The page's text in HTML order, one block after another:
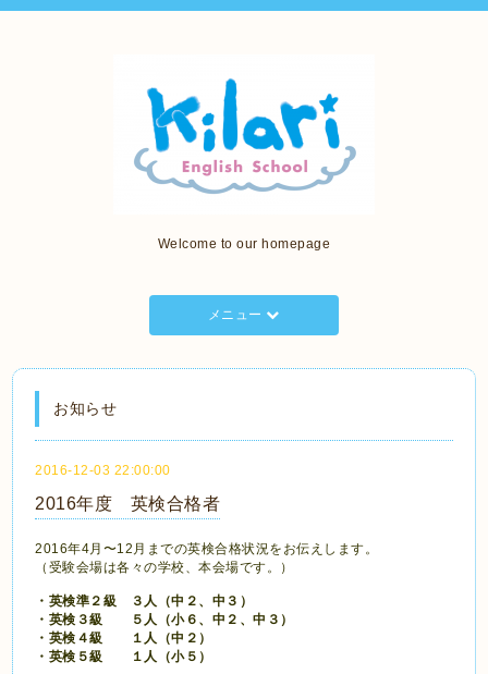
Welcome to our homepage
メニュー
お知らせ
2016-12-03 22:00:00
2016年度 英検合格者
2016年4月〜12月までの英検合格状況をお伝えします。
（受験会場は各々の学校、本会場です。）
・英検準２級 ３人（中２、中３）
・英検３級 ５人（小６、中２、中３）
・英検４級 １人（中２）
・英検５級 １人（小５）